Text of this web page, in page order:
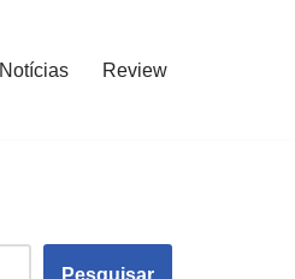
Notícias Review
Pesquisar